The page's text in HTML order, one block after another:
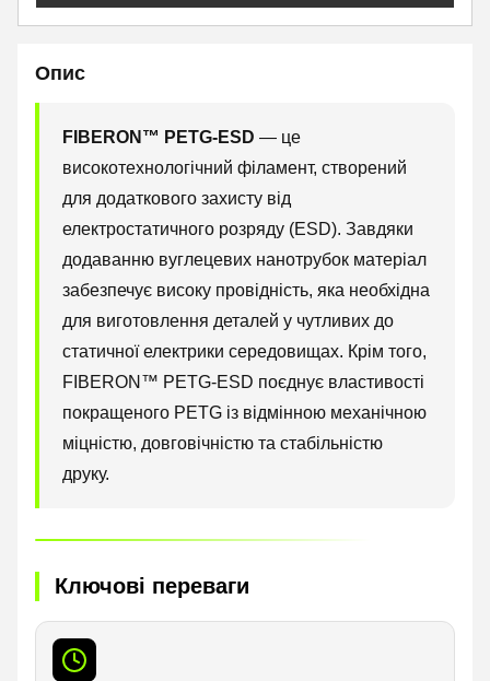
Опис
FIBERON™ PETG-ESD — це
високотехнологічний філамент, створений
для додаткового захисту від
електростатичного розряду (ESD). Завдяки
додаванню вуглецевих нанотрубок матеріал
забезпечує високу провідність, яка необхідна
для виготовлення деталей у чутливих до
статичної електрики середовищах. Крім того,
FIBERON™ PETG-ESD поєднує властивості
покращеного PETG із відмінною механічною
міцністю, довговічністю та стабільністю
друку.
Ключові переваги